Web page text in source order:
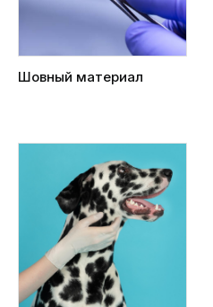
Шовный материал